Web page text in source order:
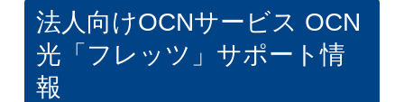
法人向けOCNサービス OCN
光「フレッツ」サポート情
報